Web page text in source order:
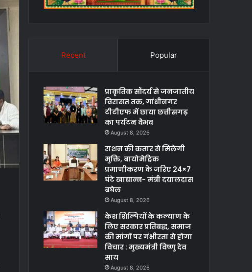
Recent Popular
प्राकृतिक सौंदर्य से जनजातीय
विरासत तक, गांधीनगर
टीटीएफ में छाया छत्तीसगढ़
का पर्यटन वैभव
August 8, 2026
राशन की कतार से मिलेगी
मुक्ति, बायोमेट्रिक
प्रमाणीकरण के जरिए 24×7
घंटे खाद्यान्न- मंत्री दयालदास
बघेल
August 8, 2026
केश शिल्पियों के कल्याण के
लिए सरकार प्रतिबद्ध, समाज
की मांगों पर गंभीरता से होगा
विचार : मुख्यमंत्री विष्णु देव
साय
August 8, 2026